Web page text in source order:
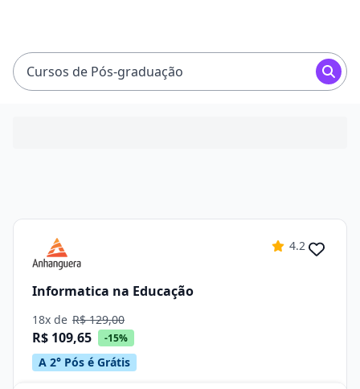
Cursos de Pós-graduação
4.2
Informatica na Educação
18x de R$ 129,00
R$ 109,65 -15%
A 2° Pós é Grátis